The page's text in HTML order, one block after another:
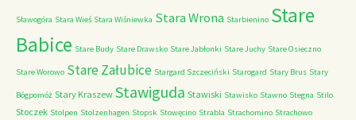
Sławogóra Stara Wieś Stara Wiśniewka Stara Wrona Starbienino Stare
Babice Stare Budy Stare Drawsko Stare Jabłonki Stare Juchy Stare Osieczno
Stare Worowo Stare Załubice Stargard Szczeciński Starogard Stary Brus Stary
Bógpomóż Stary Kraszew Stawiguda Stawiski Stawisko Stawno Stegna Stilo
Stoczek Stolpen Stolzenhagen Stopsk Stowęcino Strabla Strachomino Strachowo